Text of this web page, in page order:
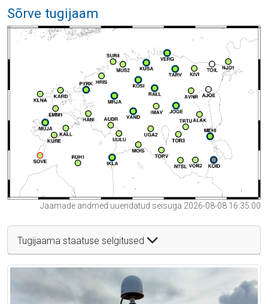
Sõrve tugijaam
Jaamade andmed uuendatud seisuga 2026-08-08 16:35:00
Tugijaama staatuse selgitused